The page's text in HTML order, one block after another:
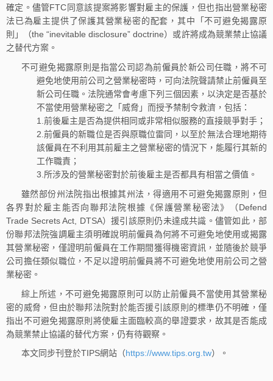
確定。儘管FTC同意該提案將影響對雇主的保護，但也指出營業秘密
法已為雇主提供了保護其營業秘密的配套，其中「不可避免揭露原
則」（the “inevitable disclosure” doctrine）或許將成為競業禁止協議
之替代方案。
不可避免揭露原則是指當公司認為前僱員於新公司任職，將不可
避免地使用前公司之營業秘密時，可向法院聲請禁止前僱員至
新公司任職。法院通常會考慮下列三個因素，以決定是否基於
不當使用營業秘密之「威脅」而授予禁制令救濟，包括：
1.前後雇主是否為提供相同或非常相似服務的直接競爭對手；
2.前僱員的新職位是否與原職位雷同，以至於無法合理地期待
該僱員在不利用其前雇主之營業秘密的情況下，能履行其新的
工作職責；
3.所涉及的營業秘密對於前後雇主是否都具有相當之價值。
雖然部份州法院指出根據其州法，得適用不可避免揭露原則，但
各界對於雇主能否向聯邦法院根據《保護營業秘密法》（Defend
Trade Secrets Act, DTSA）援引該原則仍未達成共識。儘管如此，部
份聯邦法院強調雇主須明確說明前僱員為何將不可避免地使用或揭露
其營業秘密，僅證明前僱員在工作期間獲得機密資訊，並隨後於競爭
公司擔任類似職位，不足以證明前僱員將不可避免地使用前公司之營
業秘密。
綜上所述，不可避免揭露原則可以防止前僱員不當使用其營業秘
密的威脅，但由於聯邦法院對於能否援引該原則的標準仍不明確，僅
指出不可避免揭露原則將使雇主面臨較高的舉證要求，故其是否能成
為競業禁止協議的替代方案，仍有待觀察。
本文同步刊登於TIPS網站（https://www.tips.org.tw）。